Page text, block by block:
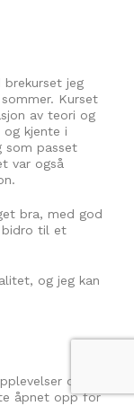
jeg
Kurset
av teori og
og kjente i
som passet
var også
bra, med god
bidro til et
og jeg kan
og
åpnet opp for